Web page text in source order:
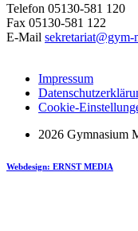
Telefon 05130-581 120
Fax 05130-581 122
E-Mail
Impressum
Cookie-
2026 Gymnasium
Webdesign: ERNST MEDIA